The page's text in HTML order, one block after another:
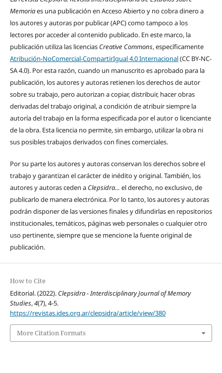
Memoriaes una publicación en Acceso Abierto y no cobra dinero a
los autores y autoras por publicar (APC) como tampoco a los
lectores por acceder al contenido publicado. En este marco, la
publicación utiliza las licencias Creative Commons, específicamente
Atribución-NoComercial-CompartirIgual 4.0 Internacional(CC BY-NC-
SA 4.0). Por esta razón, cuando un manuscrito es aprobado para la
publicación, los autores y autoras retienen los derechos de autor
sobre su trabajo, pero autorizan a copiar, distribuir, hacer obras
derivadas del trabajo original, a condición de atribuir siempre la
autoría del trabajo en la forma especificada por el autor o licenciante
de la obra. Esta licencia no permite, sin embargo, utilizar la obra ni
sus posibles trabajos derivados con fines comerciales.
Por su parte los autores y autoras conservan los derechos sobre el
trabajo y garantizan el carácter de inédito y original. También, los
autores y autoras ceden a Clepsidra… el derecho, no exclusivo, de
publicarlo de manera electrónica. Por lo tanto, los autores y autoras
podrán disponer de las versiones finales y difundirlas en repositorios
institucionales, temáticos, páginas web personales o cualquier otro
uso pertinente, siempre que se mencione la fuente original de
publicación.
How to Cite
Editorial. (2022). Clepsidra - Interdisciplinary Journal of Memory
Studies,4(7), 4-5.
https://revistas.ides.org.ar/clepsidra/article/view/380
More Citation Formats